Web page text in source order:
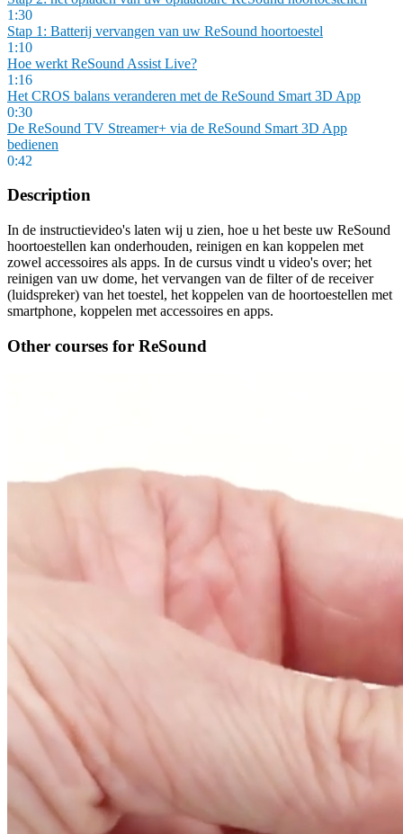
1:30
Stap 1: Batterij vervangen van uw ReSound hoortoestel
1:10
Hoe werkt ReSound Assist Live?
1:16
Het CROS balans veranderen met de ReSound Smart 3D App
0:30
De ReSound TV Streamer+ via de ReSound Smart 3D App
bedienen
0:42
Description
In de instructievideo's laten wij u zien, hoe u het beste uw ReSound
hoortoestellen kan onderhouden, reinigen en kan koppelen met
zowel accessoires als apps. In de cursus vindt u video's over; het
reinigen van uw dome, het vervangen van de filter of de receiver
(luidspreker) van het toestel, het koppelen van de hoortoestellen met
smartphone, koppelen met accessoires en apps.
Other courses for ReSound